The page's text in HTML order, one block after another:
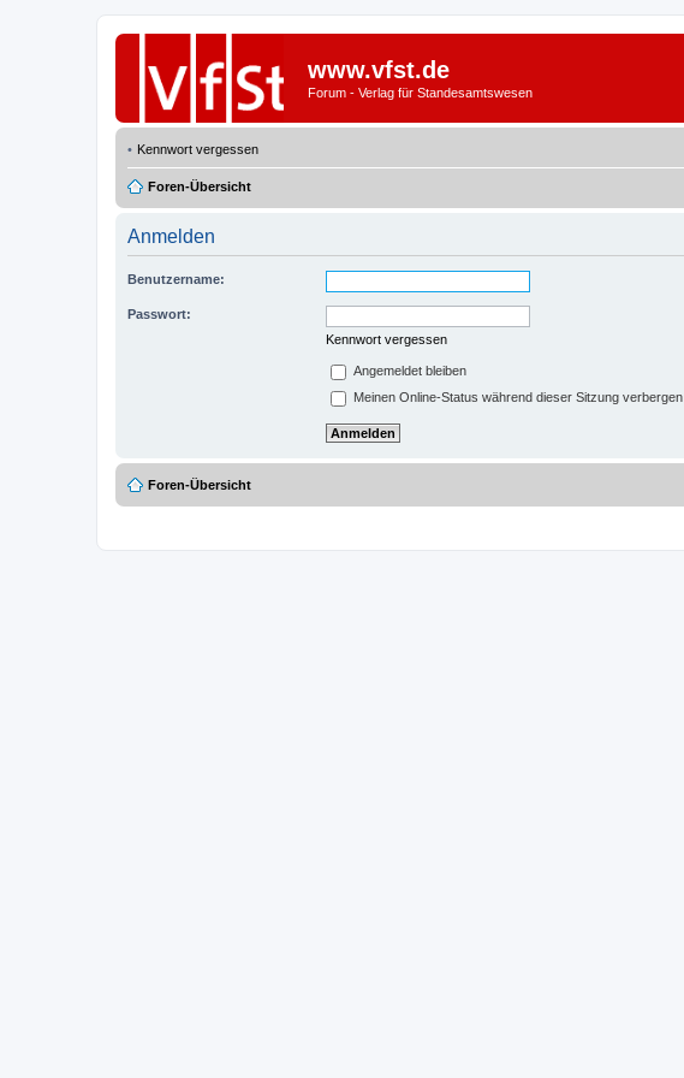
www.vfst.de
Forum - Verlag für Standesamtswesen
Kennwort vergessen
Foren-Übersicht
Anmelden
Benutzername:
Passwort:
Kennwort vergessen
Angemeldet bleiben
Meinen Online-Status während dieser Sitzung verbergen
Foren-Übersicht